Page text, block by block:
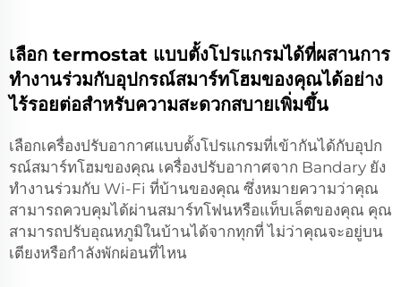
เลือก termostat แบบตั้งโปรแกรมได้ที่ผสานการ
ทำงานร่วมกับอุปกรณ์สมาร์ทโฮมของคุณได้อย่าง
ไร้รอยต่อสำหรับความสะดวกสบายเพิ่มขึ้น
เลือกเครื่องปรับอากาศแบบตั้งโปรแกรมที่เข้ากันได้กับอุปก
รณ์สมาร์ทโฮมของคุณ เครื่องปรับอากาศจาก Bandary ยัง
ทำงานร่วมกับ Wi-Fi ที่บ้านของคุณ ซึ่งหมายความว่าคุณ
สามารถควบคุมได้ผ่านสมาร์ทโฟนหรือแท็บเล็ตของคุณ คุณ
สามารถปรับอุณหภูมิในบ้านได้จากทุกที่ ไม่ว่าคุณจะอยู่บน
เตียงหรือกำลังพักผ่อนที่ไหน